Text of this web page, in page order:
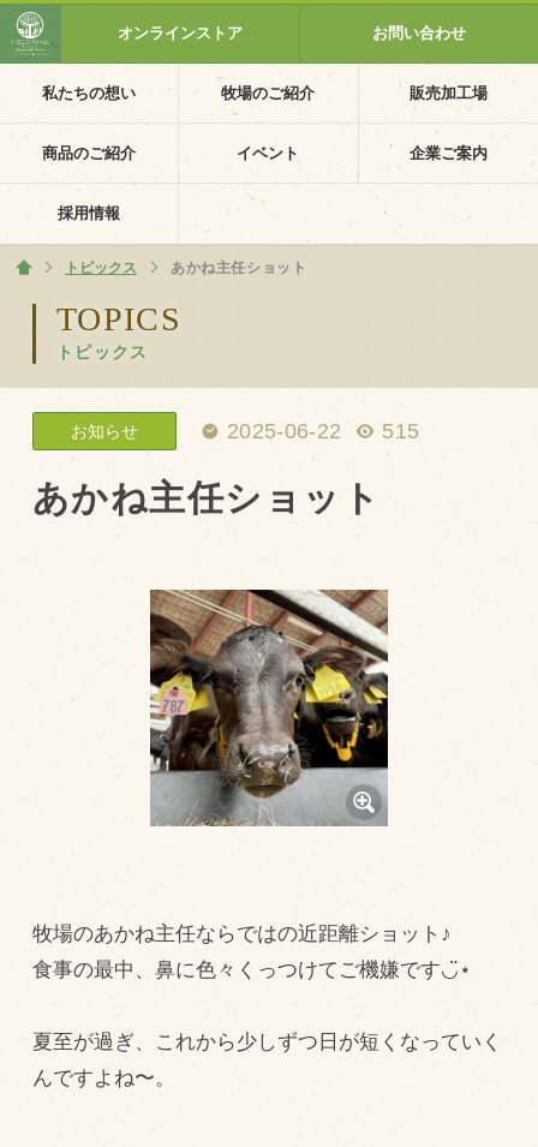
私たちの想い 牧場のご紹介 販売加工場
商品のご紹介 イベント 企業ご案内
採用情報
オンラインストア お問い合わせ
TOPICS
トピックス
ホーム
トピックス あかね主任ショット
お知らせ 2025-06-22 515
あかね主任ショット
牧場のあかね主任ならではの近距離ショット♪
食事の最中、鼻に色々くっつけてご機嫌です◡̈⋆
夏至が過ぎ、これから少しずつ日が短くなっていく
んですよね〜。
ホーム
私たちの想い
PV動画
イベントカレンダー
イベント一覧
採用情報
企業ご案内
会社概要・沿革
アクセス
トピックス（新着順）
お知らせ
お客様の声
オリジナル投稿レシピ
十勝帯広の観光
採用情報
牧場のご紹介
牧場の仕事
飼育している牛について